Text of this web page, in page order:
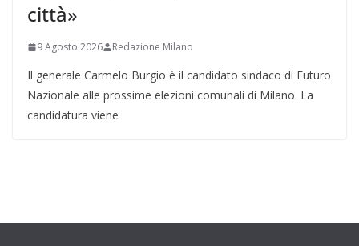
città»
9 Agosto 2026 Redazione Milano
Il generale Carmelo Burgio è il candidato sindaco di Futuro
Nazionale alle prossime elezioni comunali di Milano. La
candidatura viene